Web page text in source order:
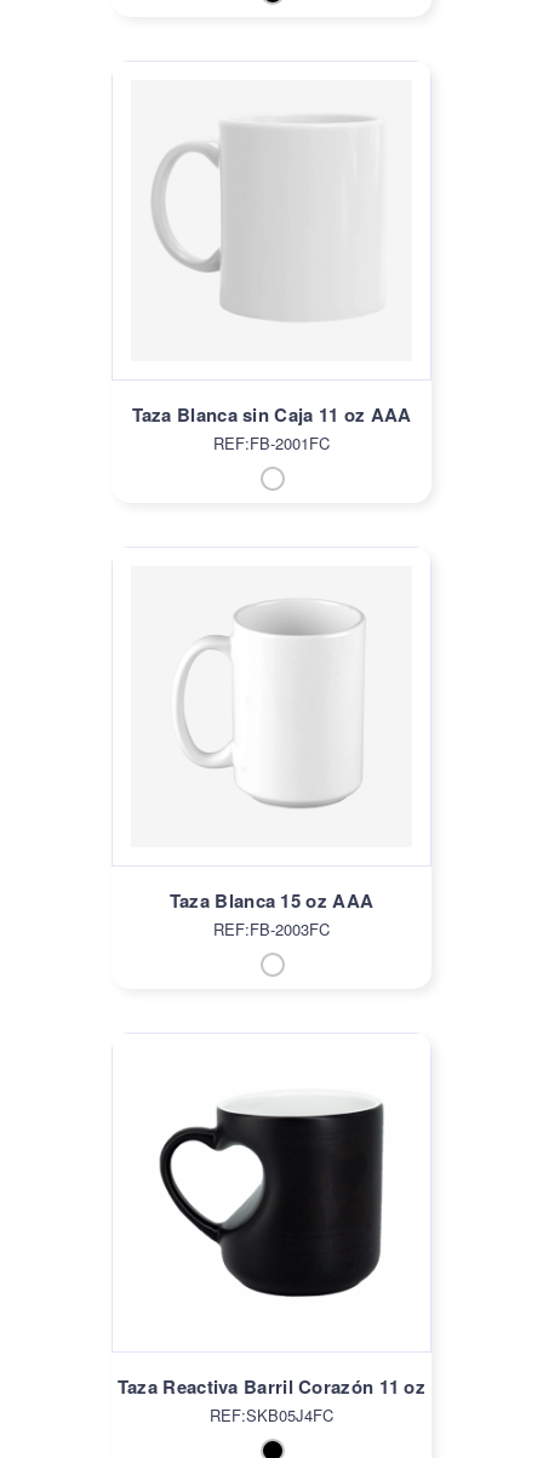
Taza Blanca sin Caja 11 oz AAA
REF:FB-2001FC
Taza Blanca 15 oz AAA
REF:FB-2003FC
Taza Reactiva Barril Corazón 11 oz
REF:SKB05J4FC